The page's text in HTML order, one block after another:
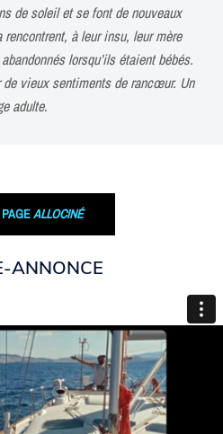
de soleil et se font de nouveaux
à leur insu, leur mère
lorsqu’ils étaient bébés.
vieux sentiments de rancœur. Un
adulte.
ALLOCINÉ
ANNONCE